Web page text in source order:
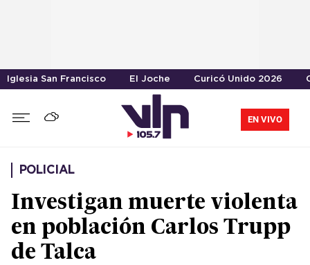
Iglesia San Francisco El Joche Curicó Unido 2026
EN VIVO
POLICIAL
Investigan muerte violenta
en población Carlos Trupp
de Talca